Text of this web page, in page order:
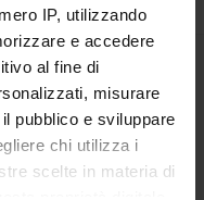
IP, utilizzando
e accedere
al fine di
misurare
pubblico e sviluppare
chi utilizza i
scelte in materia di